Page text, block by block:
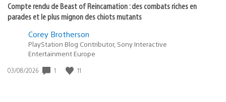
Compte rendu de Beast of Reincarnation : des combats riches en
parades et le plus mignon des chiots mutants
Corey Brotherson
PlayStation Blog Contributor, Sony Interactive
Entertainment Europe
Date
03/08/2026 1 11